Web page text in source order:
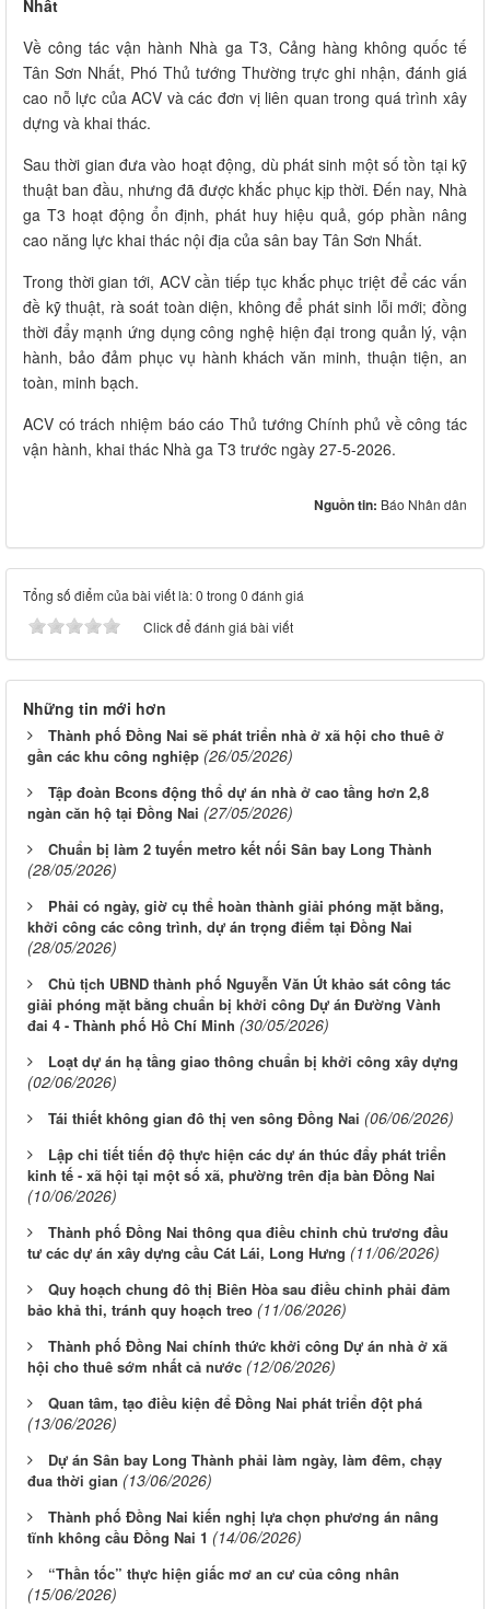
Nhất
Về công tác vận hành Nhà ga T3, Cảng hàng không quốc tế
Tân Sơn Nhất, Phó Thủ tướng Thường trực ghi nhận, đánh giá
cao nỗ lực của ACV và các đơn vị liên quan trong quá trình xây
dựng và khai thác.
Sau thời gian đưa vào hoạt động, dù phát sinh một số tồn tại kỹ
thuật ban đầu, nhưng đã được khắc phục kịp thời. Đến nay, Nhà
ga T3 hoạt động ổn định, phát huy hiệu quả, góp phần nâng
cao năng lực khai thác nội địa của sân bay Tân Sơn Nhất.
Trong thời gian tới, ACV cần tiếp tục khắc phục triệt để các vấn
đề kỹ thuật, rà soát toàn diện, không để phát sinh lỗi mới; đồng
thời đẩy mạnh ứng dụng công nghệ hiện đại trong quản lý, vận
hành, bảo đảm phục vụ hành khách văn minh, thuận tiện, an
toàn, minh bạch.
ACV có trách nhiệm báo cáo Thủ tướng Chính phủ về công tác
vận hành, khai thác Nhà ga T3 trước ngày 27-5-2026.
Nguồn tin: Báo Nhân dân
Tổng số điểm của bài viết là: 0 trong 0 đánh giá
Click để đánh giá bài viết
Những tin mới hơn
Thành phố Đồng Nai sẽ phát triển nhà ở xã hội cho thuê ở
gần các khu công nghiệp (26/05/2026)
Tập đoàn Bcons động thổ dự án nhà ở cao tầng hơn 2,8
ngàn căn hộ tại Đồng Nai (27/05/2026)
Chuẩn bị làm 2 tuyến metro kết nối Sân bay Long Thành
(28/05/2026)
Phải có ngày, giờ cụ thể hoàn thành giải phóng mặt bằng,
khởi công các công trình, dự án trọng điểm tại Đồng Nai
(28/05/2026)
Chủ tịch UBND thành phố Nguyễn Văn Út khảo sát công tác
giải phóng mặt bằng chuẩn bị khởi công Dự án Đường Vành
đai 4 - Thành phố Hồ Chí Minh (30/05/2026)
Loạt dự án hạ tầng giao thông chuẩn bị khởi công xây dựng
(02/06/2026)
Tái thiết không gian đô thị ven sông Ðồng Nai (06/06/2026)
Lập chi tiết tiến độ thực hiện các dự án thúc đẩy phát triển
kinh tế - xã hội tại một số xã, phường trên địa bàn Đồng Nai
(10/06/2026)
Thành phố Đồng Nai thông qua điều chỉnh chủ trương đầu
tư các dự án xây dựng cầu Cát Lái, Long Hưng (11/06/2026)
Quy hoạch chung đô thị Biên Hòa sau điều chỉnh phải đảm
bảo khả thi, tránh quy hoạch treo (11/06/2026)
Thành phố Đồng Nai chính thức khởi công Dự án nhà ở xã
hội cho thuê sớm nhất cả nước (12/06/2026)
Quan tâm, tạo điều kiện để Đồng Nai phát triển đột phá
(13/06/2026)
Dự án Sân bay Long Thành phải làm ngày, làm đêm, chạy
đua thời gian (13/06/2026)
Thành phố Đồng Nai kiến nghị lựa chọn phương án nâng
tĩnh không cầu Đồng Nai 1 (14/06/2026)
“Thần tốc” thực hiện giấc mơ an cư của công nhân
(15/06/2026)